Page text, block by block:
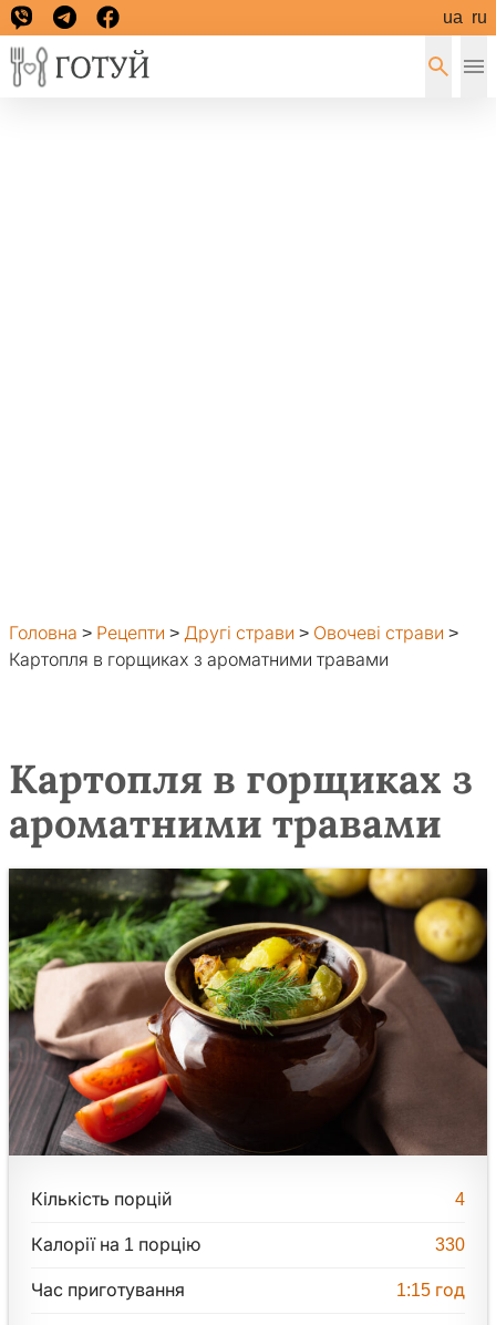
ua ru
Головна > Рецепти > Другі страви > Овочеві страви >
Картопля в горщиках з ароматними травами
Картопля в горщиках з
ароматними травами
Кількість порцій 4
Калорії на 1 порцію 330
Час приготування 1:15 год